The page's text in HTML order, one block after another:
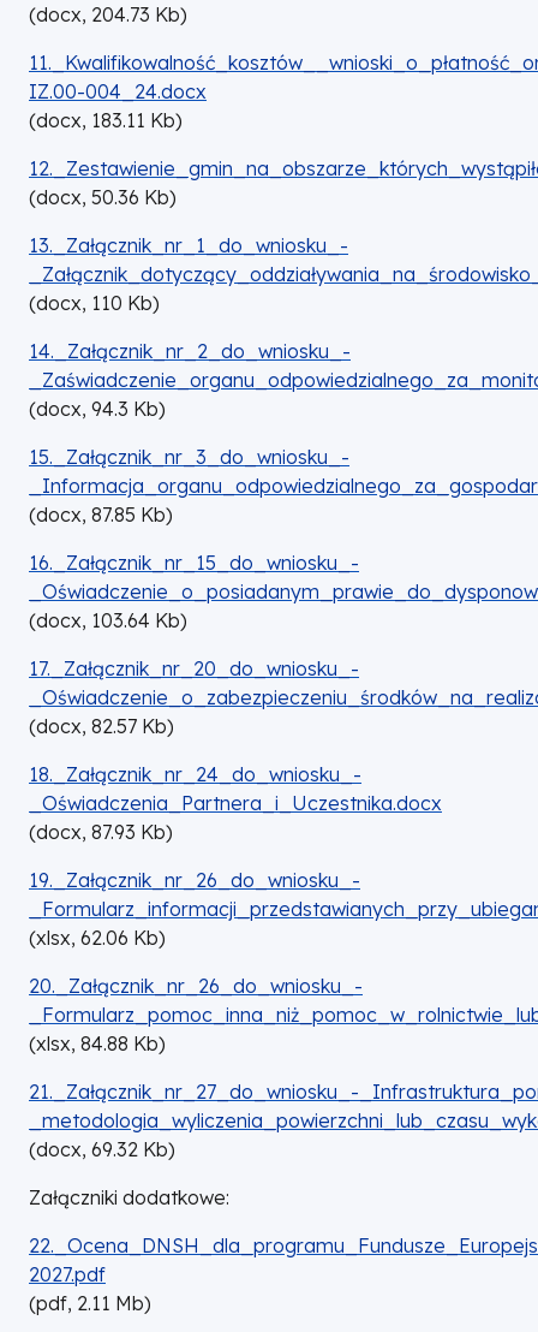
(docx, 204.73 Kb)
DOKUMENT
IZ.00-004_24.docx
(docx, 183.11 Kb)
DOKUMENT
(docx, 50.36 Kb)
DOKUMENT
13._Załącznik_nr_1_do_wniosku_-
(docx, 110 Kb)
DOKUMENT
14._Załącznik_nr_2_do_wniosku_-
(docx, 94.3 Kb)
DOKUMENT
15._Załącznik_nr_3_do_wniosku_-
(docx, 87.85 Kb)
DOKUMENT
16._Załącznik_nr_15_do_wniosku_-
(docx, 103.64 Kb)
DOKUMENT
17._Załącznik_nr_20_do_wniosku_-
(docx, 82.57 Kb)
DOKUMENT
18._Załącznik_nr_24_do_wniosku_-
_Oświadczenia_Partnera_i_Uczestnika.docx
(docx, 87.93 Kb)
DOKUMENT
19._Załącznik_nr_26_do_wniosku_-
(xlsx, 62.06 Kb)
DOKUMENT
20._Załącznik_nr_26_do_wniosku_-
(xlsx, 84.88 Kb)
DOKUMENT
21._Załącznik_nr_27_do_wniosku_-
(docx, 69.32 Kb)
Załączniki dodatkowe:
DOKUMENT
2027.pdf
(pdf, 2.11 Mb)